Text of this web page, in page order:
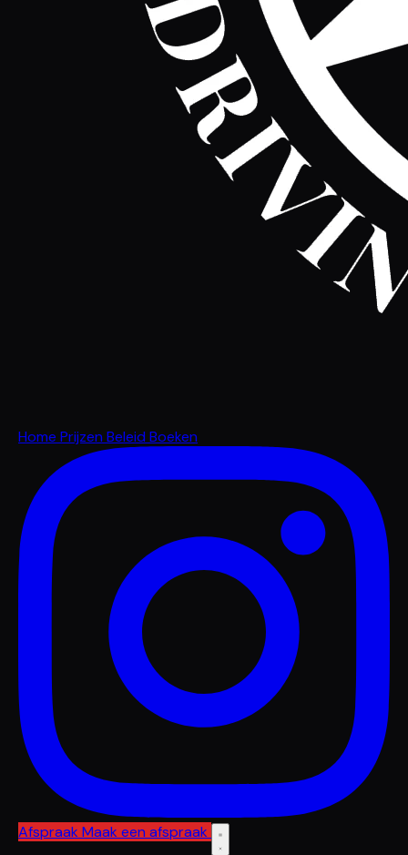
Home Prijzen Beleid Boeken
Afspraak Maak een afspraak